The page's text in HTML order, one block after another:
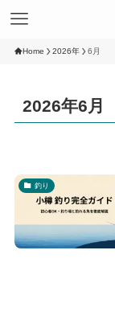
Home 2026年 6月
2026年6月
釣り